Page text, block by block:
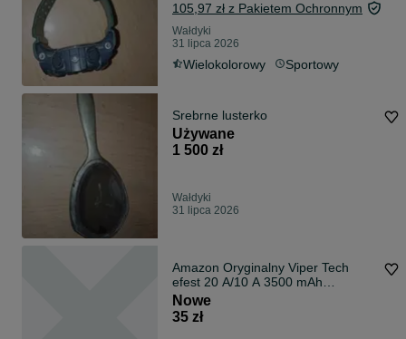
105,97 zł z Pakietem Ochronnym
Wałdyki
31 lipca 2026
Wielokolorowy Sportowy
Srebrne lusterko
Używane
1 500 zł
Wałdyki
31 lipca 2026
Amazon Oryginalny Viper Tech
efest 20 A/10 A 3500 mAh
akumulator 18650
Nowe
35 zł